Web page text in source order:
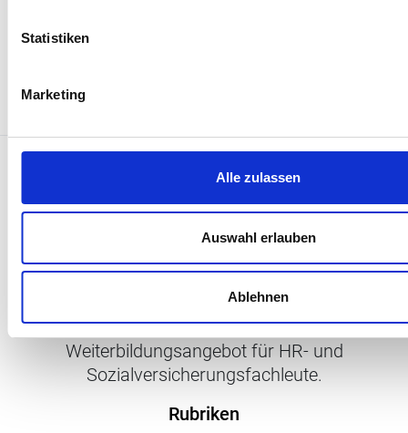
Statistiken
Marketing
Alle zulassen
Auswahl erlauben
Ablehnen
Penso versteht sich als Begleiterin, Ratgeberin
und Inspiratorin für Menschen, die mit Menschen
arbeiten sowie als hybrides
Weiterbildungsangebot für HR- und
Sozialversicherungsfachleute.
Rubriken